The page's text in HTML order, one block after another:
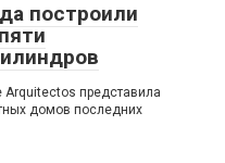
построили
Arquitectos представила
домов последних